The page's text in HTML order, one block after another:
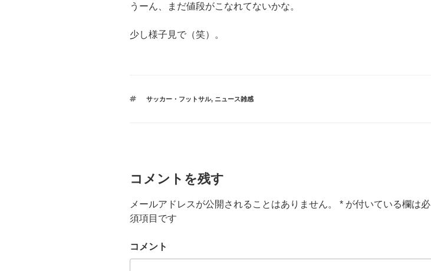
うーん、まだ値段がこなれてないかな。
少し様子見で（笑）。
タ
サッカー・フットサル, ニュース雑感
コメントを残す
メールアドレスが公開されることはありません。 * が付いている欄は必
須項目です
コメント